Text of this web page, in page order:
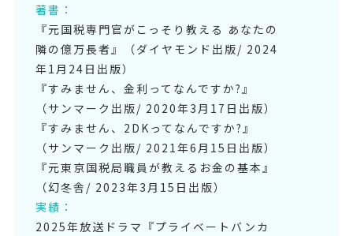
著書：
『元国税専門官がこっそり教える あなたの
隣の億万長者』（ダイヤモンド出版/ 2024
年1月24日出版）
『すみません、金利ってなんですか?』
（サンマーク出版/ 2020年3月17日出版）
『すみません、2DKってなんですか?』
（サンマーク出版/ 2021年6月15日出版）
『元東京国税局職員が教えるお金の基本』
（幻冬舎/ 2023年3月15日出版）
実績：
2025年放送ドラマ『プライベートバンカ